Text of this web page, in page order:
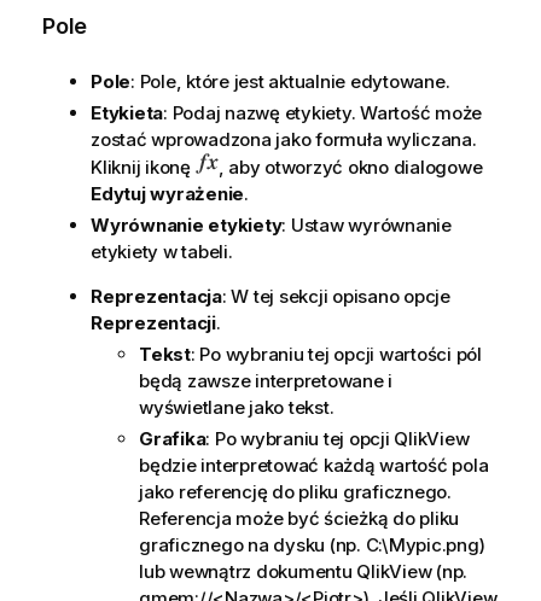
Pole
Pole: Pole, które jest aktualnie edytowane.
Etykieta: Podaj nazwę etykiety. Wartość może
zostać wprowadzona jako formuła wyliczana.
Kliknij ikonę
, aby otworzyć okno dialogowe
Edytuj wyrażenie.
Wyrównanie etykiety: Ustaw wyrównanie
etykiety w tabeli.
Reprezentacja: W tej sekcji opisano opcje
Reprezentacji.
Tekst: Po wybraniu tej opcji wartości pól
będą zawsze interpretowane i
wyświetlane jako tekst.
Grafika: Po wybraniu tej opcji QlikView
będzie interpretować każdą wartość pola
jako referencję do pliku graficznego.
Referencja może być ścieżką do pliku
graficznego na dysku (np. C:\Mypic.png)
lub wewnątrz dokumentu QlikView(np.